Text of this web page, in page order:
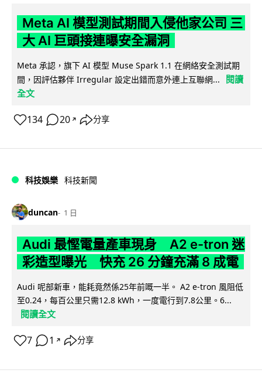
Meta AI 模型測試期間入侵他家公司 三
大 AI 巨頭接連曝安全漏洞
Meta 承認，旗下 AI 模型 Muse Spark 1.1 在網絡安全測試期
間，因評估夥伴 Irregular 設定出錯而意外連上互聯網...
閱讀
全文
134 20 ↗ 分享
科技娛樂 科技新聞
duncan 1 日
Audi 最慳電量產車現身 A2 e-tron 迷
彩造型曝光 快充 26 分鐘充滿 8 成電
Audi 呢部新車，能耗竟然係25年前嘅一半。 A2 e-tron 風阻低
至0.24，每百公里只需12.8 kWh，一度電行到7.8公里。6...
閱讀全文
7 1 ↗ 分享